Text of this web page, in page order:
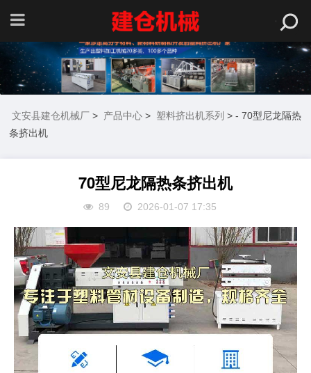
文安县建仓机械厂 > 产品中心 > 塑料挤出机系列 > - 70型尼龙隔热
条挤出机
70型尼龙隔热条挤出机
89 2026-01-07 17:35